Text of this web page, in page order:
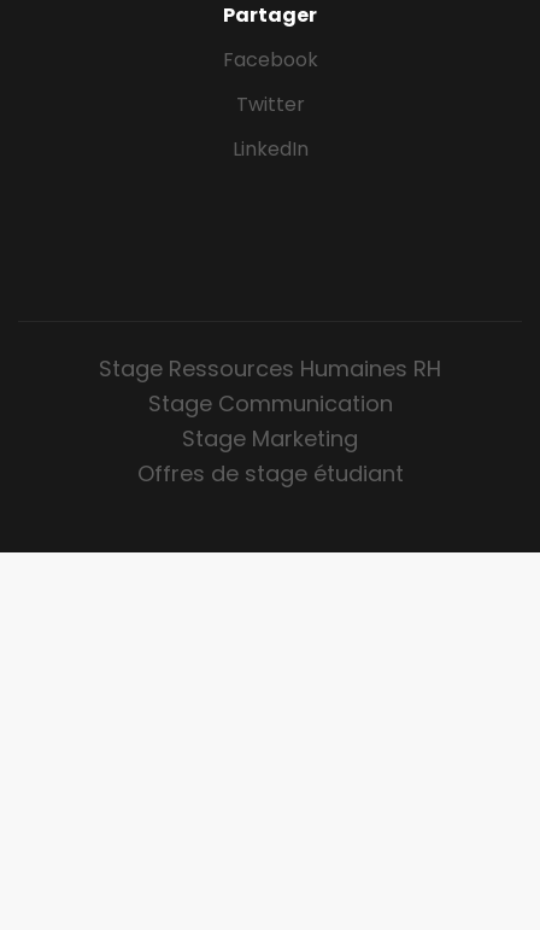
Partager
Facebook
Twitter
LinkedIn
Stage Ressources Humaines RH
Stage Communication
Stage Marketing
Offres de stage étudiant